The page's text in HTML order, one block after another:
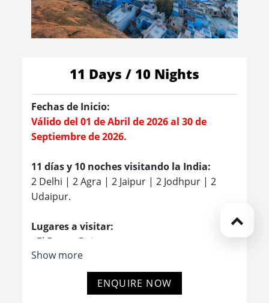
11 Days / 10 Nights
Fechas de Inicio:
Válido del 01 de Abril de 2026 al 30 de
Septiembre de 2026.
11 días y 10 noches visitando la India:
2 Delhi | 2 Agra | 2 Jaipur | 2 Jodhpur | 2
Udaipur.
Lugares a visitar:
- El Fuerte Rojo
- Jama Masjid
- Bazar Chandni Chowk
Show more
ENQUIRE NOW